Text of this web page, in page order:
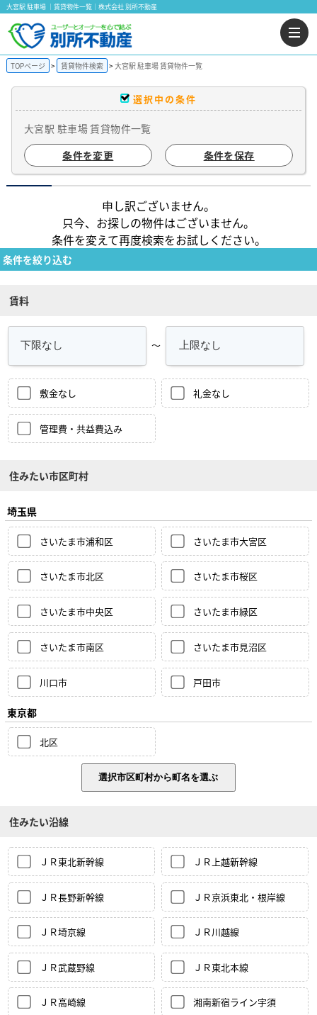
大宮駅 駐車場 ｜賃貸物件一覧｜株式会社 別所不動産
TOPページ 賃貸物件検索 大宮駅 駐車場 賃貸物件一覧
選択中の条件
大宮駅 駐車場 賃貸物件一覧
条件を変更
条件を保存
申し訳ございません。
只今、お探しの物件はございません。
条件を変えて再度検索をお試しください。
条件を絞り込む
賃料
～
敷金なし 礼金なし
管理費・共益費込み
住みたい市区町村
埼玉県
さいたま市浦和区 さいたま市大宮区
さいたま市北区 さいたま市桜区
さいたま市中央区 さいたま市緑区
さいたま市南区 さいたま市見沼区
川口市 戸田市
東京都
北区
住みたい沿線
ＪＲ東北新幹線 ＪＲ上越新幹線
ＪＲ長野新幹線 ＪＲ京浜東北・根岸線
ＪＲ埼京線 ＪＲ川越線
ＪＲ武蔵野線 ＪＲ東北本線
ＪＲ高崎線 湘南新宿ライン宇須